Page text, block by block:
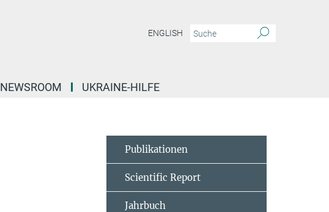
ENGLISH
NEWSROOM UKRAINE-HILFE
Publikationen
Scientific Report
Jahrbuch